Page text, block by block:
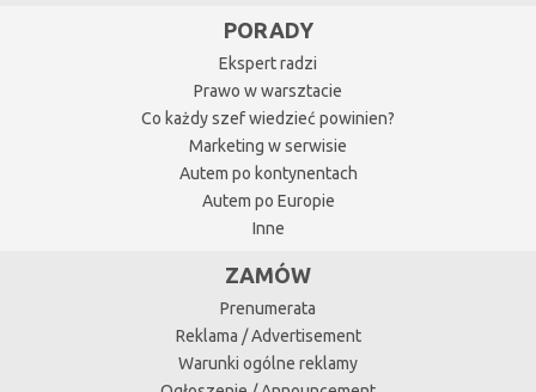
PORADY
Ekspert radzi
Prawo w warsztacie
Co każdy szef wiedzieć powinien?
Marketing w serwisie
Autem po kontynentach
Autem po Europie
Inne
ZAMÓW
Prenumerata
Reklama / Advertisement
Warunki ogólne reklamy